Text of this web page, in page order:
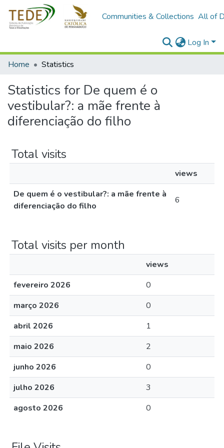
Communities & Collections All of
Log In
Home
Statistics
Statistics for De quem é o
vestibular?: a mãe frente à
diferenciação do filho
Total visits
views
De quem é o vestibular?: a mãe frente à
diferenciação do filho
6
Total visits per month
views
fevereiro 2026
0
março 2026
0
abril 2026
1
maio 2026
2
junho 2026
0
julho 2026
3
agosto 2026
0